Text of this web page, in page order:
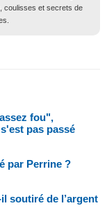
coulisses et secrets de
fou",
pas passé
par Perrine ?
soutiré de l’argent